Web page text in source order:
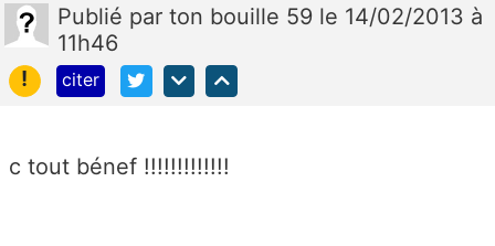
Publié par ton bouille 59 le 14/02/2013 à
11h46
!
citer
c tout bénef !!!!!!!!!!!!!